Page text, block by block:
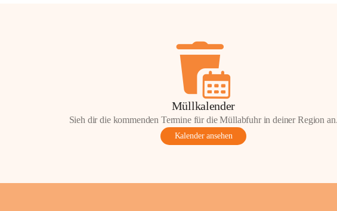
Müllkalender
Sieh dir die kommenden Termine für die Müllabfuhr in deiner Region
Kalender ansehen